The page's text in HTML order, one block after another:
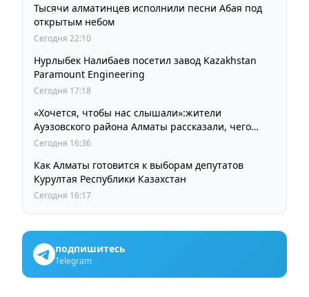
Тысячи алматинцев исполнили песни Абая под
открытым небом
Сегодня 22:10
Нурлыбек Налибаев посетил завод Kazakhstan
Paramount Engineering
Сегодня 17:18
«Хочется, чтобы нас слышали»:жители
Ауэзовского района Алматы рассказали, чего
ждут от выборов депутатов Курултая
Сегодня 16:36
Как Алматы готовится к выборам депутатов
Курултая Республики Казахстан
Сегодня 16:17
подпишитесь
Telegram